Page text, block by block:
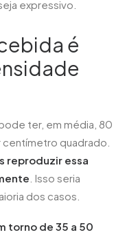
expressivo.
é
ter, em média, 80
quadrado.
reproduzir essa
. Isso seria
dos casos.
torno de 35 a 50